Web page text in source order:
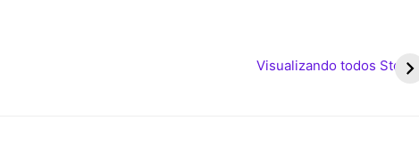
Visualizando todos Stories
de 2026 do Bolsa
Família: veja as datas!